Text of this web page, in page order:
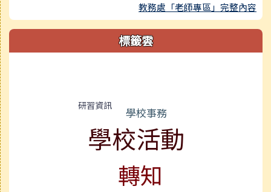
教務處「老師專區」完整內容
標籤雲
研習資訊
學校事務
學校活動
轉知